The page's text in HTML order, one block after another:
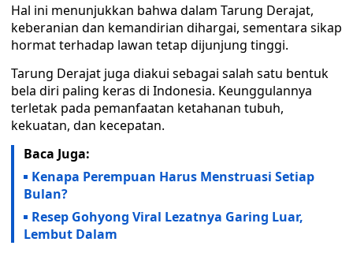
Hal ini menunjukkan bahwa dalam Tarung Derajat,
keberanian dan kemandirian dihargai, sementara sikap
hormat terhadap lawan tetap dijunjung tinggi.
Tarung Derajat juga diakui sebagai salah satu bentuk
bela diri paling keras di Indonesia. Keunggulannya
terletak pada pemanfaatan ketahanan tubuh,
kekuatan, dan kecepatan.
Baca Juga:
Kenapa Perempuan Harus Menstruasi Setiap
Bulan?
Resep Gohyong Viral Lezatnya Garing Luar,
Lembut Dalam